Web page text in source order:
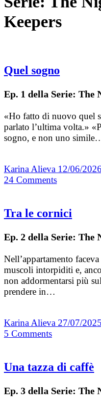
Keepers
Quel sogno
Ep. 1 della Serie: The
«Ho fatto di nuovo quel
parlato l’ultima volta.»
sogno, e non uno
Karina Alieva 12/06/2026
24 Comments
Tra le cornici
Ep. 2 della Serie: The
Nell’appartamento
muscoli intorpiditi e,
non addormentarsi più
prendere in…
Karina Alieva 27/07/2025
5 Comments
Una tazza di caffè
Ep. 3 della Serie: The